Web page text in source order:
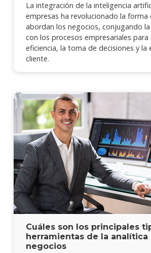
La integración de la inteligencia
empresas ha revolucionado la forma
abordan los negocios, conjugando
con los procesos empresariales para
eficiencia, la toma de decisiones y la
cliente.
Cuáles son los principales
herramientas de la analítica
negocios